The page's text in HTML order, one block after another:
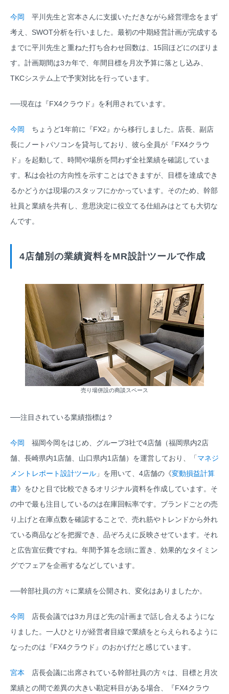
今岡
平川先生と宮本さんに支援いただきながら経営理念をまず
考え、SWOT分析を行いました。最初の中期経営計画が完成する
までに平川先生と重ねた打ち合わせ回数は、15回ほどにのぼりま
す。計画期間は3カ年で、年間目標を月次予算に落とし込み、
TKCシステム上で予実対比を行っています。
──現在は『FX4クラウド』を利用されています。
今岡
ちょうど1年前に『FX2』から移行しました。店長、副店
長にノートパソコンを貸与しており、彼ら全員が『FX4クラウ
ド』を起動して、時間や場所を問わず全社業績を確認していま
す。私は会社の方向性を示すことはできますが、目標を達成でき
るかどうかは現場のスタッフにかかっています。そのため、幹部
社員と業績を共有し、意思決定に役立てる仕組みはとても大切な
んです。
4店舗別の業績資料をMR設計ツールで作成
売り場併設の商談スペース
──注目されている業績指標は？
今岡
福岡今岡をはじめ、グループ3社で4店舗（福岡県内2店
舗、長崎県内1店舗、山口県内1店舗）を運営しており、「マネジ
メントレポート設計ツール 」を用いて、4店舗の《変動損益計算
書》をひと目で比較できるオリジナル資料を作成しています。そ
の中で最も注目しているのは在庫回転率です。ブランドごとの売
り上げと在庫点数を確認することで、売れ筋やトレンドから外れ
ている商品などを把握でき、品ぞろえに反映させています。それ
と広告宣伝費ですね。年間予算を念頭に置き、効果的なタイミン
グでフェアを企画するなどしています。
──幹部社員の方々に業績を公開され、変化はありましたか。
今岡
店長会議では3カ月ほど先の計画まで話し合えるようにな
りました。一人ひとりが経営者目線で業績をとらえられるように
なったのは『FX4クラウド』のおかげだと感じています。
宮本 店長会議に出席されている幹部社員の方々は、目標と月次
業績との間で差異の大きい勘定科目がある場合、『FX4クラウ